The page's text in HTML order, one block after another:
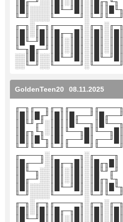
║█║░░░░║█╙─╜█║░║█║║█╙╖
╙─╜░░░░╙─────╜░╙─╜╙──╜
╓─╖░╓─╖╓─────╖░╓─╖░╓─╖
║█║░║█║║█╓─╖█║░║█║░║█║
║█╙─╜█║║█║░║█║░║█║░║█║
╙─╖█╓─╜║█║░║█║░║█║░║█║
░░║█║░░║█╙─╜█║░║█╙─╜█║
░░╙─╜░░╙─────╜░╙─────╜
GoldenTeen20 08.11.2025
╓─╖╓──╖╓─╖╓────╖╓────╖
║█║║█╓╜║█║║█╓──╜║█╓──╜
║█╙╜╓╜░║█║║█╙──╖║█╙──╖
║█╓╖╙╖░║█║╙──╖█║╙──╖█║
║█║║█╙╖║█║╓──╜█║╓──╜█║
╙─╜╙──╜╙─╜╙────╜╙────╜
╓────╖░╓─────╖░╓────╖
║█╓──╜░║█╓─╖█║░║█╓╖█║
║█╙─╖░░║█║░║█║░║█╙╜╓╜
║█╓─╜░░║█║░║█║░║█╓╖╙╖
║█║░░░░║█╙─╜█║░║█║║█╙╖
╙─╜░░░░╙─────╜░╙─╜╙──╜
╓─╖░╓─╖╓─────╖░╓─╖░╓─╖
║█║░║█║║█╓─╖█║░║█║░║█║
║█╙─╜█║║█║░║█║░║█║░║█║